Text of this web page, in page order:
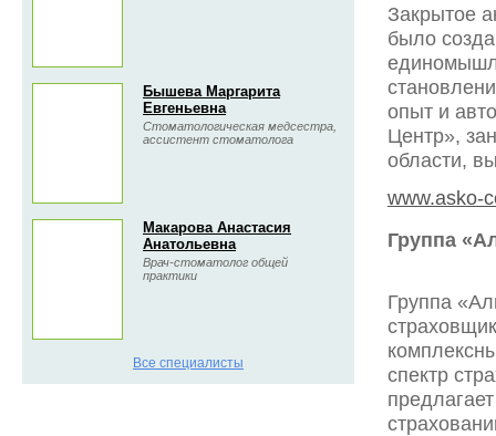
Бышева Маргарита
Евгеньевна
Стоматологическая медсестра,
ассистент стоматолога
Макарова Анастасия
Анатольевна
Врач-стоматолог общей
практики
Все специалисты
Закрытое
было
опыт и
Центр»,
области,
www.asko-
Группа
Группа
спектр